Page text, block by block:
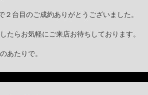
２台目のご成約ありがとうございました。
たらお気軽にご来店お待ちしております。
あたりで。